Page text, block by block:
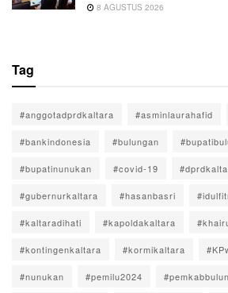
8 AGUSTUS 2026
Tag
#anggotadprdkaltara #asminlaurahafid
#bankindonesia #bulungan
#bupatinunukan #covid-19
#gubernurkaltara #hasanbasri
#kaltaradihati #kapoldakaltara
#kontingenkaltara #kormikaltara
#nunukan #pemilu2024